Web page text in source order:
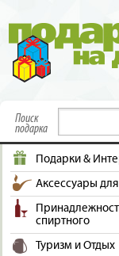
Поиск
подарка
Подарки &
Аксессуары
спиртного
Туризм и Отдых